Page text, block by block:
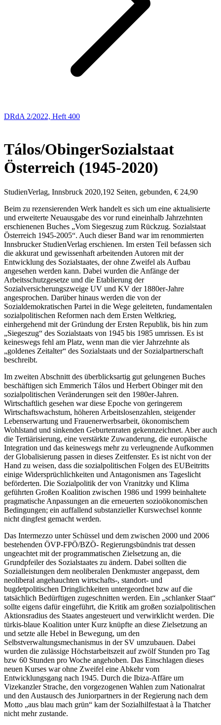
DRdA 2/2022, Heft 400
Tálos/ObingerSozialstaat
Österreich (1945-2020)
StudienVerlag, Innsbruck 2020,192 Seiten, gebunden, € 24,90
Beim zu rezensierenden Werk handelt es sich um eine aktualisierte
und erweiterte Neuausgabe des vor rund eineinhalb Jahrzehnten
erschienenen Buches „Vom Siegeszug zum Rückzug. Sozialstaat
Österreich 1945-2005“. Auch dieser Band war im renommierten
Innsbrucker StudienVerlag erschienen. Im ersten Teil befassen sich
die akkurat und gewissenhaft arbeitenden Autoren mit der
Entwicklung des Sozialstaates, der ohne Zweifel als Aufbau
angesehen werden kann. Dabei wurden die Anfänge der
Arbeitsschutzgesetze und die Etablierung der
Sozialversicherungszweige UV und KV der 1880er-Jahre
angesprochen. Darüber hinaus werden die von der
Sozialdemokratischen Partei in die Wege geleiteten, fundamentalen
sozialpolitischen Reformen nach dem Ersten Weltkrieg,
einhergehend mit der Gründung der Ersten Republik, bis hin zum
„Siegeszug“ des Sozialstaats von 1945 bis 1985 umrissen. Es ist
keineswegs fehl am Platz, wenn man die vier Jahrzehnte als
„goldenes Zeitalter“ des Sozialstaats und der Sozialpartnerschaft
beschreibt.
Im zweiten Abschnitt des überblicksartig gut gelungenen Buches
beschäftigen sich Emmerich Tálos und Herbert Obingermit den
sozialpolitischen Veränderungen seit den 1980er-Jahren.
Wirtschaftlich gesehen war diese Epoche von geringerem
Wirtschaftswachstum, höheren Arbeitslosenzahlen, steigender
Lebenserwartung und Frauenerwerbsarbeit, ökonomischem
Wohlstand und sinkenden Geburtenraten gekennzeichnet. Aber auch
die Tertiärisierung, eine verstärkte Zuwanderung, die europäische
Integration und das keineswegs mehr zu verleugnende Aufkommen
der Globalisierung passen in dieses Zeitfenster. Es ist nicht von der
Hand zu weisen, dass die sozialpolitischen Folgen des EUBeitritts
einige Widersprüchlichkeiten und Antagonismen ans Tageslicht
beförderten. Die Sozialpolitik der von Vranitzky und Klima
geführten Großen Koalition zwischen 1986 und 1999 beinhaltete
pragmatische Anpassungen an die erneuerten sozioökonomischen
Bedingungen; ein auffallend substanzieller Kurswechsel konnte
nicht dingfest gemacht werden.
Das Intermezzo unter Schüssel und dem zwischen 2000 und 2006
bestehenden ÖVP-FPÖ/BZÖ- Regierungsbündnis trat dessen
ungeachtet mit der programmatischen Zielsetzung an, die
Grundpfeiler des Sozialstaates zu ändern. Dabei sollten die
Sozialleistungen dem neoliberalen Denkmuster angepasst, dem
neoliberal angehauchten wirtschafts-, standort- und
bugdetpolitischen Dringlichkeiten untergeordnet bzw auf die
tatsächlich Bedürftigen zugeschnitten werden. Ein „schlanker Staat“
sollte eigens dafür eingeführt, die Kritik am großen sozialpolitischen
Aktionsradius des Staates angesteuert und verwirklicht werden. Die
türkis-blaue Koalition unterKurz knüpfte an diese Zielsetzung an
und setzte alle Hebel in Bewegung, um den
Selbstverwaltungsmechanismus in der SV umzubauen. Dabei
wurden die zulässige Höchstarbeitszeit auf zwölf Stunden pro Tag
bzw 60 Stunden pro Woche angehoben. Das Einschlagen dieses
neuen Kurses war ohne Zweifel eine Abkehr vom
Entwicklungsgang nach 1945. Durch die Ibiza-Affäre um
Vizekanzler Strache, den vorgezogenen Wahlen zum Nationalrat
und den Austausch des Juniorpartners in der Regierung nach dem
Motto „aus blau mach grün“ kam der Sozialhilfestaat à la Thatcher
nicht mehr zustande.